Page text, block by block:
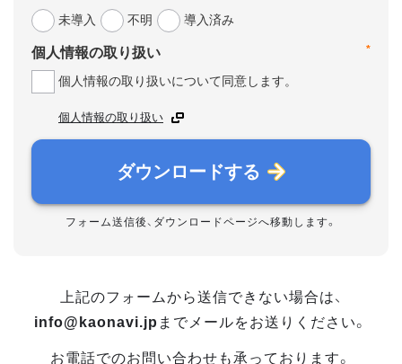
未導入
不明 導入済み
*
個人情報の取り扱い
個人情報の取り扱いについて同意します。
個人情報の取り扱い
ダウンロードする
フォーム送信後、ダウンロードページへ移動します。
上記のフォームから送信できない場合は、
info@kaonavi.jp までメールをお送りください。
お電話でのお問い合わせも承っております。